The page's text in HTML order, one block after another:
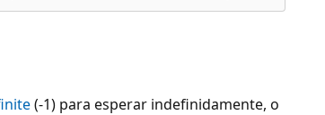
(-1) para esperar indefinidamente, o